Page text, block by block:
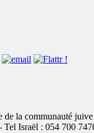
la communauté
Tel Israël : 054 700